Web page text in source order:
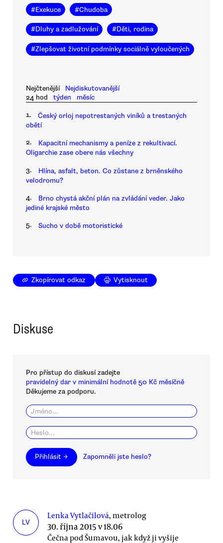
#Exekuce #Chudoba
#Dluhy a zadlužování #Děti, rodina
#Zlepšovat životní podmínky sociálně vyloučených
Nejčtenější
Nejdiskutovanější
24 hod
týden měsíc
1.
Český orloj nepotrestaných viníků a trestaných
obětí
2.
Kapacitní mechanismy a peníze z rekultivací.
Oligarchie zase obere nás všechny
3.
Hlína, asfalt, beton. Co zůstane z brněnského
velodromu?
4.
Brno chystá akční plán na zvládání veder. Jako
jediné krajské město
5. Sucho v době motoristické
Zkopírovat odkaz Vytisknout
Diskuse
Pro přístup do diskusí zadejte
pravidelný dar v minimální hodnotě 50 Kč měsíčně
Děkujeme za podporu.
Přihlásit → Zapomněli jste heslo?
LV
Lenka Vytlačilová, metrolog
30. října 2015 v 18.06
Čečna pod Šumavou, jak když ji vyšije